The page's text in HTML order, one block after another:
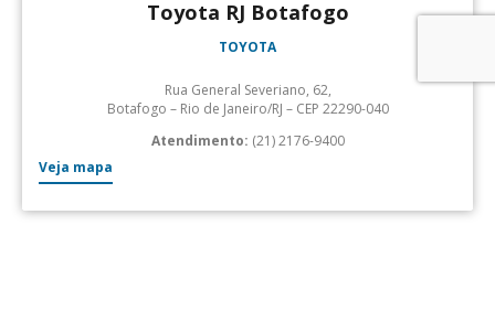
Toyota RJ Botafogo
TOYOTA
Rua General Severiano, 62,
Botafogo – Rio de Janeiro/RJ – CEP 22290-040
Atendimento: (21) 2176-9400
Veja mapa